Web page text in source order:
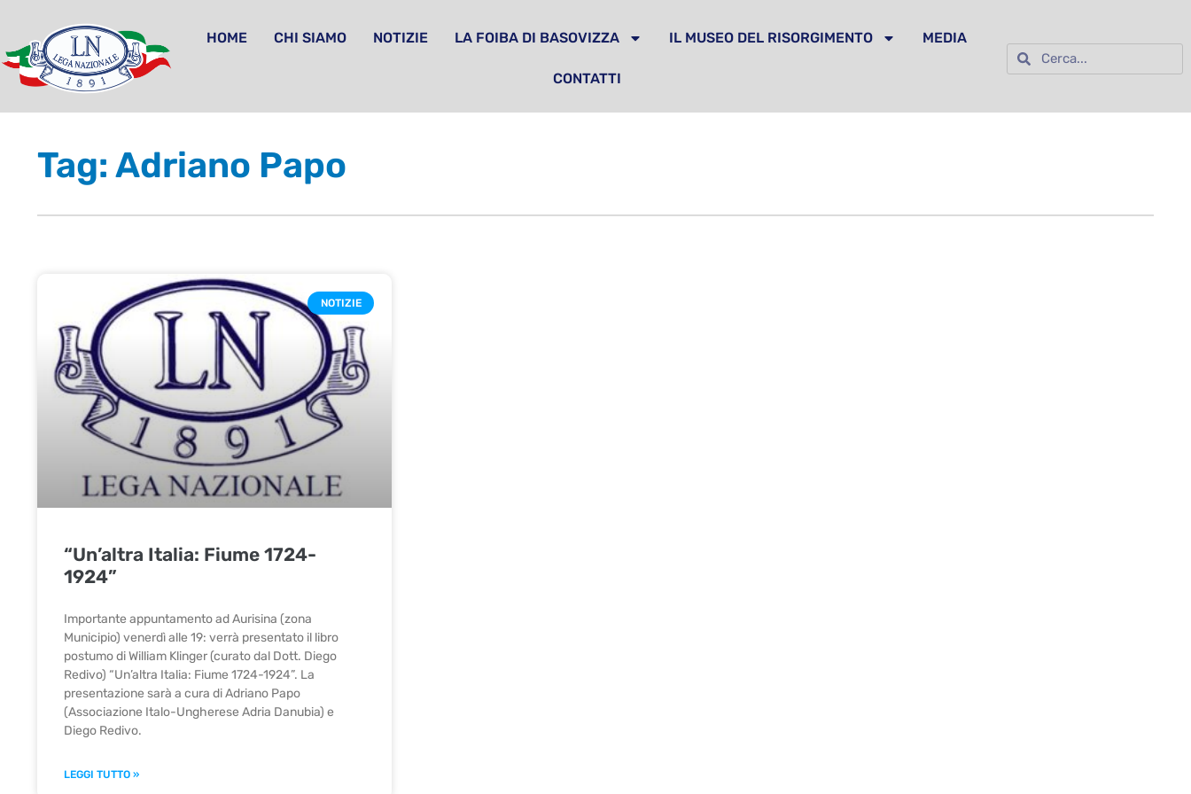
HOME CHI SIAMO NOTIZIE LA FOIBA DI BASOVIZZA IL MUSEO DEL RISORGIMENTO MEDIA
CONTATTI
Tag: Adriano Papo
NOTIZIE
“Un’altra Italia: Fiume 1724-
1924”
Importante appuntamento ad Aurisina (zona
Municipio) venerdì alle 19: verrà presentato il libro
postumo di William Klinger (curato dal Dott. Diego
Redivo) “Un’altra Italia: Fiume 1724-1924”. La
presentazione sarà a cura di Adriano Papo
(Associazione Italo-Ungherese Adria Danubia) e
Diego Redivo.
LEGGI TUTTO »